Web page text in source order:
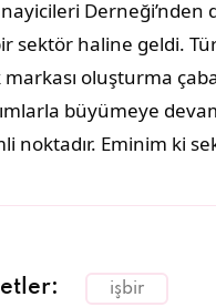
Derneği’nden
sektör haline geldi.
oluşturma
büyümeye
noktadır. Eminim ki
işbir